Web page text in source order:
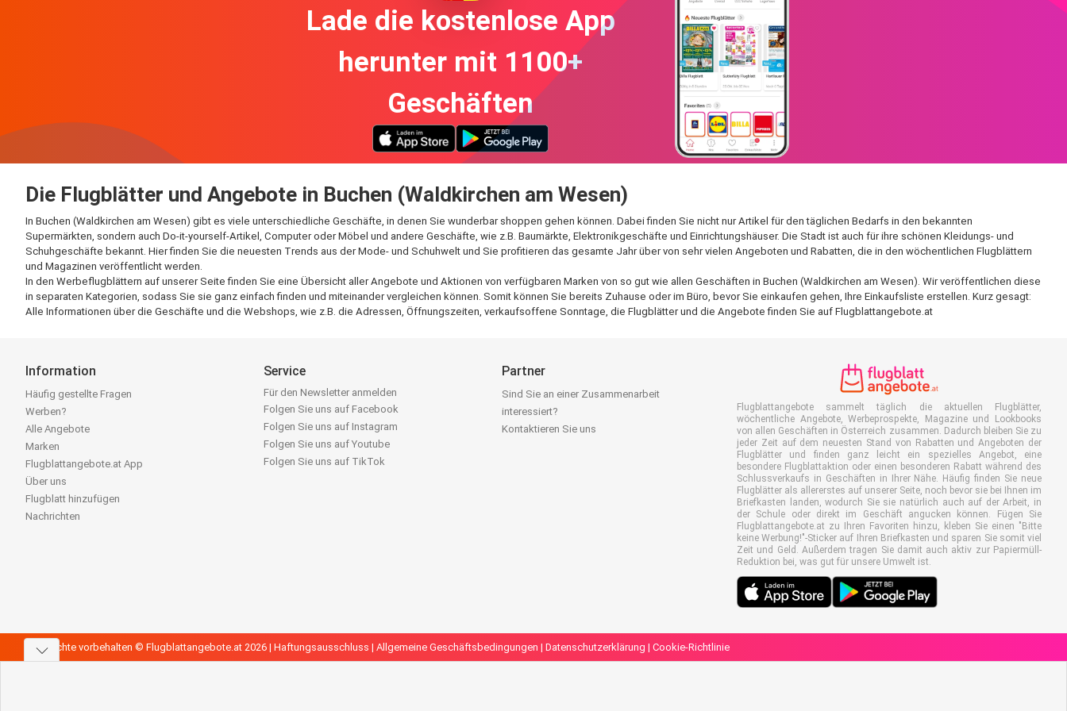
Lade die kostenlose App
herunter mit 1100+
Geschäften
Die Flugblätter und Angebote in Buchen (Waldkirchen am Wesen)
In Buchen (Waldkirchen am Wesen) gibt es viele unterschiedliche Geschäfte, in denen Sie wunderbar shoppen gehen können. Dabei finden Sie nicht nur Artikel für den täglichen Bedarfs in den bekannten
Supermärkten, sondern auch Do-it-yourself-Artikel, Computer oder Möbel und andere Geschäfte, wie z.B. Baumärkte, Elektronikgeschäfte und Einrichtungshäuser. Die Stadt ist auch für ihre schönen Kleidungs- und
Schuhgeschäfte bekannt. Hier finden Sie die neuesten Trends aus der Mode- und Schuhwelt und Sie profitieren das gesamte Jahr über von sehr vielen Angeboten und Rabatten, die in den wöchentlichen Flugblättern
und Magazinen veröffentlicht werden.
In den Werbeflugblättern auf unserer Seite finden Sie eine Übersicht aller Angebote und Aktionen von verfügbaren Marken von so gut wie allen Geschäften in Buchen (Waldkirchen am Wesen). Wir veröffentlichen diese
in separaten Kategorien, sodass Sie sie ganz einfach finden und miteinander vergleichen können. Somit können Sie bereits Zuhause oder im Büro, bevor Sie einkaufen gehen, Ihre Einkaufsliste erstellen. Kurz gesagt:
Alle Informationen über die Geschäfte und die Webshops, wie z.B. die Adressen, Öffnungszeiten, verkaufsoffene Sonntage, die Flugblätter und die Angebote finden Sie auf Flugblattangebote.at
Information
Häufig gestellte Fragen
Werben?
Alle Angebote
Marken
Flugblattangebote.at App
Über uns
Flugblatt hinzufügen
Nachrichten
Service
Für den Newsletter anmelden
Folgen Sie uns auf Facebook
Folgen Sie uns auf Instagram
Folgen Sie uns auf Youtube
Folgen Sie uns auf TikTok
Partner
Sind Sie an einer Zusammenarbeit
interessiert?
Kontaktieren Sie uns
Flugblattangebote sammelt täglich die aktuellen Flugblätter,
wöchentliche Angebote, Werbeprospekte, Magazine und Lookbooks
von allen Geschäften in Österreich zusammen. Dadurch bleiben Sie zu
jeder Zeit auf dem neuesten Stand von Rabatten und Angeboten der
Flugblätter und finden ganz leicht ein spezielles Angebot, eine
besondere Flugblattaktion oder einen besonderen Rabatt während des
Schlussverkaufs in Geschäften in Ihrer Nähe. Häufig finden Sie neue
Flugblätter als allererstes auf unserer Seite, noch bevor sie bei Ihnen im
Briefkasten landen, wodurch Sie sie natürlich auch auf der Arbeit, in
der Schule oder direkt im Geschäft angucken können. Fügen Sie
Flugblattangebote.at zu Ihren Favoriten hinzu, kleben Sie einen "Bitte
keine Werbung!"-Sticker auf Ihren Briefkasten und sparen Sie somit viel
Zeit und Geld. Außerdem tragen Sie damit auch aktiv zur Papiermüll-
Reduktion bei, was gut für unsere Umwelt ist.
Alle Rechte vorbehalten © Flugblattangebote.at 2026 | Haftungsausschluss | Allgemeine Geschäftsbedingungen | Datenschutzerklärung | Cookie-Richtlinie